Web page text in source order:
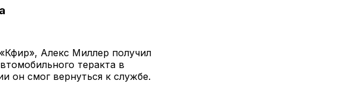
Алекс Миллер получил
теракта в
он смог вернуться к службе.